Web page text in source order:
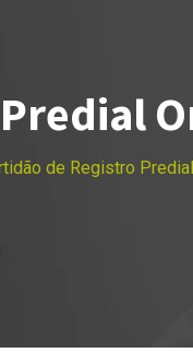
de Registro